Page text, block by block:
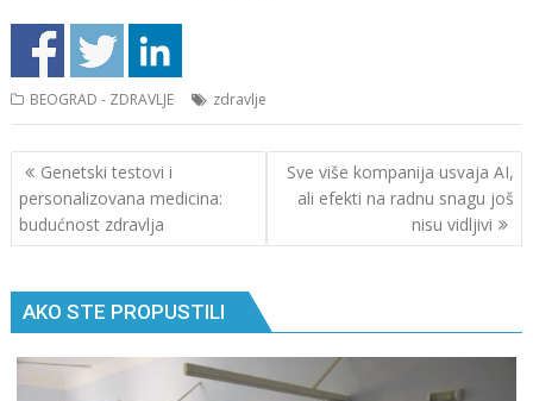
BEOGRAD - ZDRAVLJE zdravlje
Кретање
чланка
Genetski testovi i
personalizovana medicina:
budućnost zdravlja
Sve više kompanija usvaja AI,
ali efekti na radnu snagu još
nisu vidljivi
AKO STE PROPUSTILI